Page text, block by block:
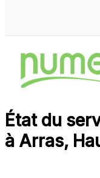
État du
à Arras,